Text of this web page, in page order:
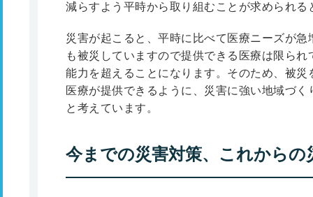
減らすよう平時から取り組むことが求められる
災害が起こると、平時に比べて医療ニーズが
も被災していますので提供できる医療は限ら
能力を超えることになります。そのため、被
医療が提供できるように、災害に強い地域づ
と考えています。
今までの災害対策、これからの